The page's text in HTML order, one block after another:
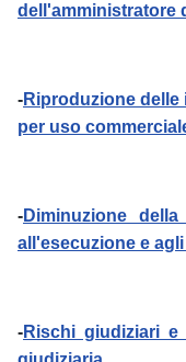
dell'amministratore
-Riproduzione
per uso
-Diminuzione
all'esecuzione e
-Rischi giudiziari